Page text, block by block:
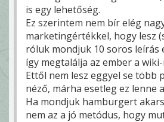
is egy lehetőség.
Ez szerintem nem bír elég
marketingértékkel, hogy lesz
róluk mondjuk 10 soros leírás
így megtalálja az ember a
Ettől nem lesz eggyel se több
néző, márha esetleg ez lenne
Ha mondjuk hamburgert
nem az a jó metódus, hogy